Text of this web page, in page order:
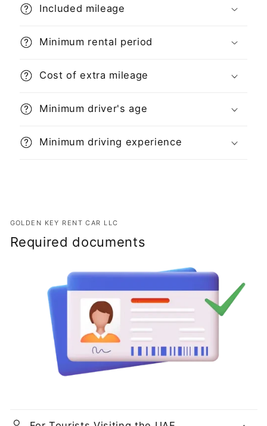
Included mileage
Minimum rental period
Cost of extra mileage
Minimum driver's age
Minimum driving experience
GOLDEN KEY RENT CAR LLC
Required documents